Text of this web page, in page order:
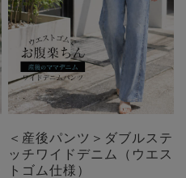
＜産後パンツ＞ダブルステ
ッチワイドデニム（ウエス
トゴム仕様）